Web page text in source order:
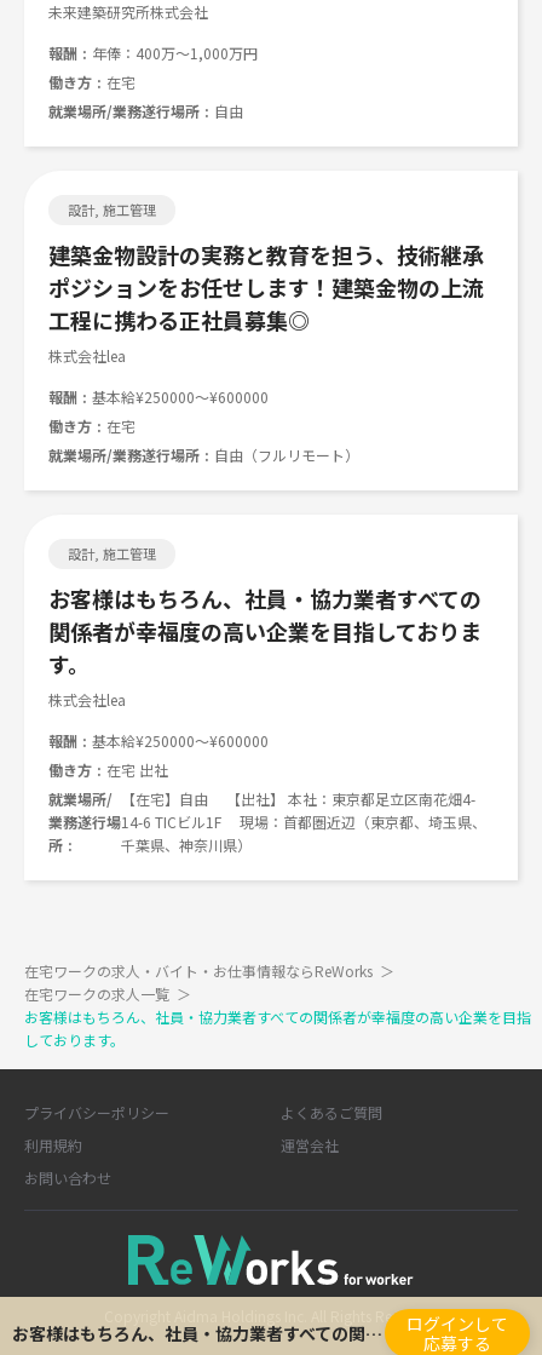
お客様はもちろん、社員・協力業者すべての関係者が幸福度の高い企業を目指しております。
ログインして
応募する
未来建築研究所株式会社
報酬
年俸：400万～1,000万円
働き方
在宅
就業場所/業務遂行場所
自由
設計, 施工管理
建築金物設計の実務と教育を担う、技術継承
ポジションをお任せします！建築金物の上流
工程に携わる正社員募集◎
株式会社lea
報酬
基本給¥250000～¥600000
働き方
在宅
就業場所/業務遂行場所
自由（フルリモート）
設計, 施工管理
お客様はもちろん、社員・協力業者すべての
関係者が幸福度の高い企業を目指しておりま
す。
株式会社lea
報酬
基本給¥250000～¥600000
働き方
在宅 出社
就業場所/
業務遂行場
所
【在宅】自由 【出社】 本社：東京都足立区南花畑4-
14-6 TICビル1F 現場：首都圏近辺（東京都、埼玉県、
千葉県、神奈川県）
在宅ワークの求人・バイト・お仕事情報ならReWorks ＞
在宅ワークの求人一覧 ＞
お客様はもちろん、社員・協力業者すべての関係者が幸福度の高い企業を目指
しております。
プライバシーポリシー
よくあるご質問
利用規約
運営会社
お問い合わせ
Copyright Aidma Holdings Inc. All Rights Reserved.